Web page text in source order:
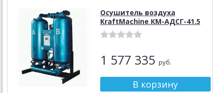
Осушитель воздуха
KraftMachine КМ-АДСГ-41.5
1 577 335 руб.